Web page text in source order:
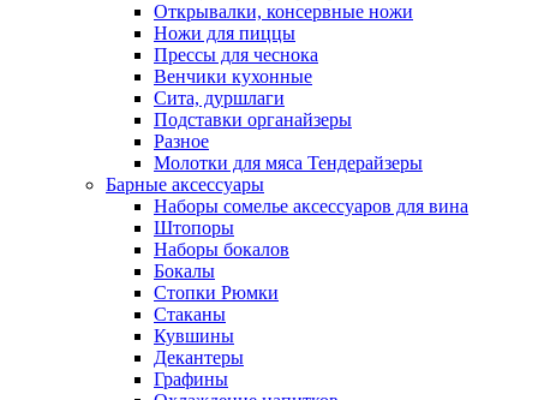
Открывалки, консервные ножи
Ножи для пиццы
Прессы для чеснока
Венчики кухонные
Сита, дуршлаги
Подставки органайзеры
Разное
Молотки для мяса Тендерайзеры
Барные аксессуары
Наборы сомелье аксессуаров для вина
Штопоры
Наборы бокалов
Бокалы
Стопки Рюмки
Стаканы
Кувшины
Декантеры
Графины